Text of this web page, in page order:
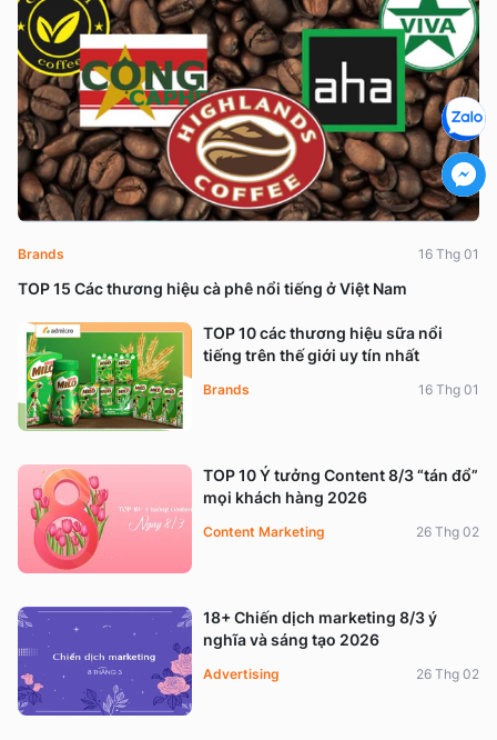
TOP 15 Các thương hiệu cà phê nổi tiếng ở Việt Nam
Brands 16 Thg 01
TOP 10 các thương hiệu sữa nổi
tiếng trên thế giới uy tín nhất
Brands 16 Thg 01
TOP 10 Ý tưởng Content 8/3 “tán đổ”
mọi khách hàng 2026
Content Marketing 26 Thg 02
18+ Chiến dịch marketing 8/3 ý
nghĩa và sáng tạo 2026
Advertising 26 Thg 02